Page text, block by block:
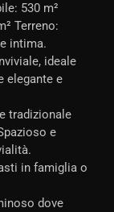
530 m²
Terreno:
intima.
ideale
elegante e
tradizionale
e
in famiglia o
dove